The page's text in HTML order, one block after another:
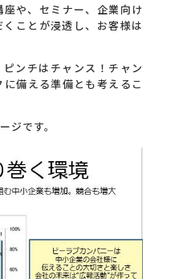
や、セミナー、企業向け
ことが浸透し、お客様は
ンチはチャンス！チャン
備える準備とも考えるこ
ジです。